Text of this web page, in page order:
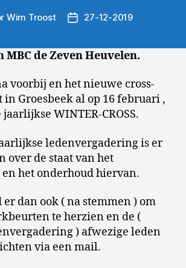
Wim Troost Berichtdatum
27-12-2019
MBC de Zeven Heuvelen.
voorbij en het nieuwe cross-
in Groesbeek al op 16 februari ,
WINTER-CROSS.
ledenvergadering is er
over de staat van het
het onderhoud hiervan.
dan ook ( na stemmen ) om
te herzien en de (
) afwezige leden
via een mail.